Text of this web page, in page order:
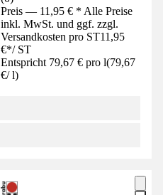
Preis — 11,95 € * Alle Preise
inkl. MwSt. und ggf. zzgl.
Versandkosten pro ST11,95
€*/ ST
Entspricht 79,67 € pro l(79,67
€/ l)